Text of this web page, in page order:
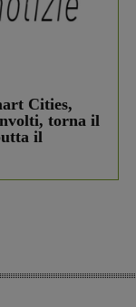
Cities,
torna il
il